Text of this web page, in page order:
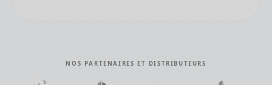
NOS PARTENAIRES ET DISTRIBUTEURS